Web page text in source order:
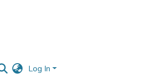
Log In